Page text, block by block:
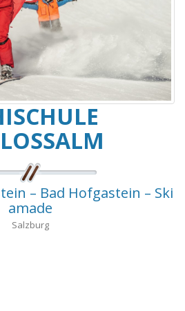
– Bad Hofgastein – Ski
amade
Salzburg